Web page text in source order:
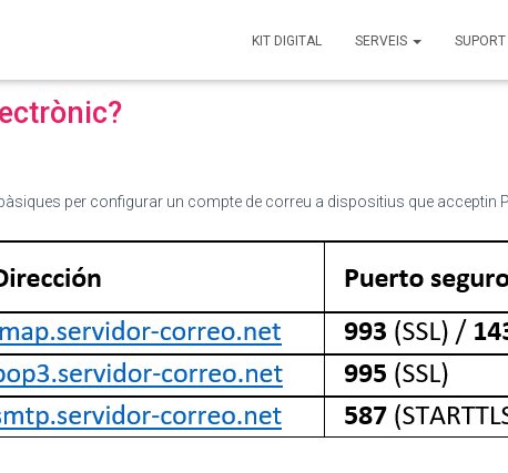
KIT DIGITAL SERVEIS
per configurar un compte de correu a dispositius que acceptin